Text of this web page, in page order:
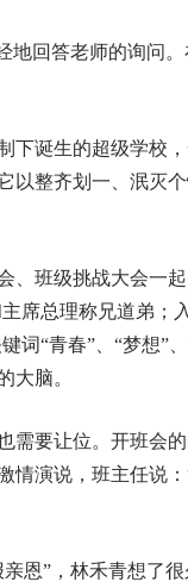
地回答老师的询问
下诞生的超级学校
以整齐划一、泯灭
、班级挑战大会一
席总理称兄道弟；
词“青春”、“梦想”
大脑。
需要让位。开班会
演说，班主任说
恩”，林禾青想了